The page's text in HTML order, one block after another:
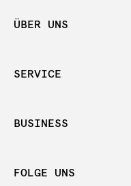
ÜBER UNS
SERVICE
BUSINESS
FOLGE UNS